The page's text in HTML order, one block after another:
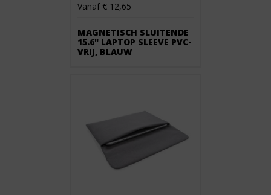
Vanaf € 12,65
MAGNETISCH SLUITENDE
15.6" LAPTOP SLEEVE PVC-
VRIJ, BLAUW